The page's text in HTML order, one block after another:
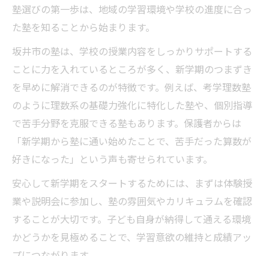
学力向上へ塾ができるサポートの実例
坂井市で注目される塾の特徴と魅力
坂井市の塾が持つ特徴と選ばれる理由
新学期注目の塾が重視する指導ポイント
塾選びで知っておきたい坂井市の魅力
体験談から見る坂井市塾の魅力とは
坂井市の塾が提供する独自カリキュラム
苦手科目克服に強い指導法を徹底解説
坂井市塾の苦手対策が新学期に効く理由
個別指導塾の苦手克服サポート事例
新学期に役立つ苦手科目克服の具体策
塾選びの第一歩は、地域の学習環境や学校の進度に合っ
た塾を知ることから始まります。
坂井市の塾は、学校の授業内容をしっかりサポートする
ことに力を入れているところが多く、新学期のつまずき
を早めに解消できるのが特徴です。例えば、考学理数塾
のように理数系の基礎力強化に特化した塾や、個別指導
で苦手分野を克服できる塾もあります。保護者からは
「新学期から塾に通い始めたことで、苦手だった算数が
好きになった」という声も寄せられています。
安心して新学期をスタートするためには、まずは体験授
業や説明会に参加し、塾の雰囲気やカリキュラムを確認
することが大切です。子ども自身が納得して通える環境
かどうかを見極めることで、学習意欲の維持と成績アッ